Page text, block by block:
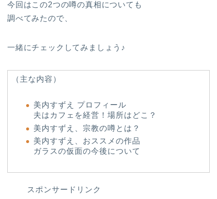
今回はこの2つの噂の真相についても
調べてみたので、
一緒にチェックしてみましょう♪
（主な内容）
美内すずえ プロフィール
夫はカフェを経営！場所はどこ？
美内すずえ、宗教の噂とは？
美内すずえ、おススメの作品
ガラスの仮面の今後について
スポンサードリンク